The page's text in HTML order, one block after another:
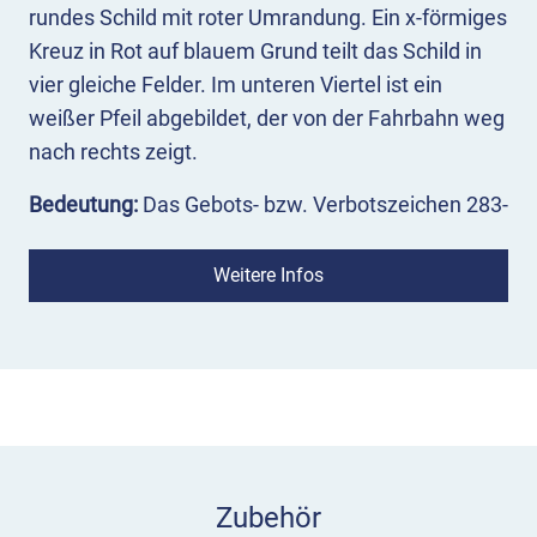
rundes Schild mit roter Umrandung. Ein x-förmiges
Kreuz in Rot auf blauem Grund teilt das Schild in
vier gleiche Felder. Im unteren Viertel ist ein
weißer Pfeil abgebildet, der von der Fahrbahn weg
nach rechts zeigt.
Bedeutung: Das Gebots- bzw. Verbotszeichen 283-
rechten Straßenseite, in dem es verboten ist, auf
der Fahrbahn zu halten.
Ende von Halteverboten markieren,
Weitere Infos
Zubehör